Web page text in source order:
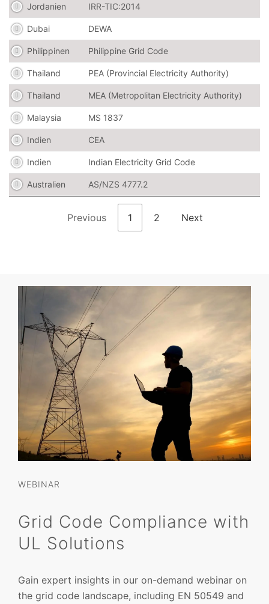
Jordanien IRR-TIC:2014
Dubai DEWA
Philippinen Philippine Grid Code
Thailand PEA (Provincial Electricity Authority)
Thailand MEA (Metropolitan Electricity Authority)
Malaysia MS 1837
Indien CEA
Indien Indian Electricity Grid Code
Australien AS/NZS 4777.2
Previous 1 2 Next
WEBINAR
Grid Code Compliance with
UL Solutions
Gain expert insights in our on-demand webinar on
the grid code landscape, including EN 50549 and